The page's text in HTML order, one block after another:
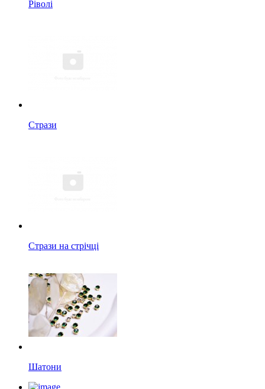
Ріволі
Стрази
Стрази на стрічці
Шатони